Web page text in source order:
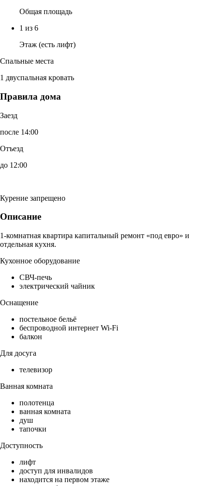
Общая площадь
1 из 6
Этаж (есть лифт)
Спальные места
1 двуспальная кровать
Правила дома
Заезд
после 14:00
Отъезд
до 12:00
Курение запрещено
Описание
1-комнатная квартира капитальный ремонт «под евро» и
отдельная кухня.
Кухонное оборудование
СВЧ-печь
электрический чайник
Оснащение
постельное бельё
беспроводной интернет Wi-Fi
балкон
Для досуга
телевизор
Ванная комната
полотенца
ванная комната
душ
тапочки
Доступность
лифт
доступ для инвалидов
находится на первом этаже